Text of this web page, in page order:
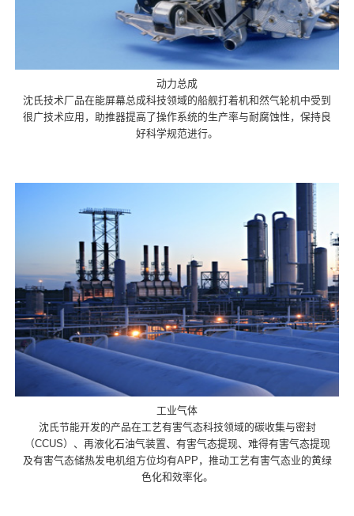
动力总成
沈氏技术厂品在能屏幕总成科技领域的船舰打着机和然气轮机中受到
很广技术应用，助推器提高了操作系统的生产率与耐腐蚀性，保持良
好科学规范进行。
工业气体
沈氏节能开发的产品在工艺有害气态科技领域的碳收集与密封
（CCUS）、再液化石油气装置、有害气态提现、难得有害气态提现
及有害气态储热发电机组方位均有APP，推动工艺有害气态业的黄绿
色化和效率化。